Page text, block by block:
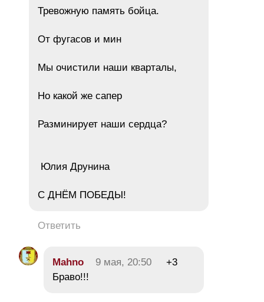
Тревожную память бойца.
От фугасов и мин
Мы очистили наши кварталы,
Но какой же сапер
Разминирует наши сердца?
Юлия Друнина
С ДНЁМ ПОБЕДЫ!
Ответить
Mahno 9 мая, 20:50
+3
Браво!!!